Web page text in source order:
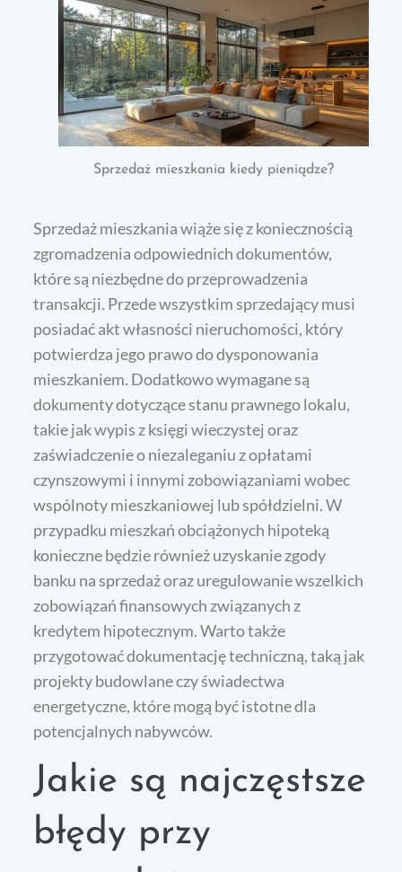
Sprzedaż mieszkania kiedy pieniądze?
Sprzedaż mieszkania wiąże się z koniecznością
zgromadzenia odpowiednich dokumentów,
które są niezbędne do przeprowadzenia
transakcji. Przede wszystkim sprzedający musi
posiadać akt własności nieruchomości, który
potwierdza jego prawo do dysponowania
mieszkaniem. Dodatkowo wymagane są
dokumenty dotyczące stanu prawnego lokalu,
takie jak wypis z księgi wieczystej oraz
zaświadczenie o niezaleganiu z opłatami
czynszowymi i innymi zobowiązaniami wobec
wspólnoty mieszkaniowej lub spółdzielni. W
przypadku mieszkań obciążonych hipoteką
konieczne będzie również uzyskanie zgody
banku na sprzedaż oraz uregulowanie wszelkich
zobowiązań finansowych związanych z
kredytem hipotecznym. Warto także
przygotować dokumentację techniczną, taką jak
projekty budowlane czy świadectwa
energetyczne, które mogą być istotne dla
potencjalnych nabywców.
Jakie są najczęstsze
błędy przy